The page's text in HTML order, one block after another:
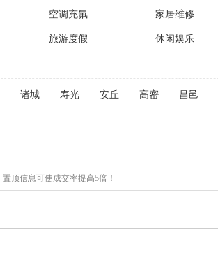
空调充氟 家居维修
旅游度假 休闲娱乐
诸城 寿光 安丘 高密 昌邑
顶信息可使成交率提高5倍！